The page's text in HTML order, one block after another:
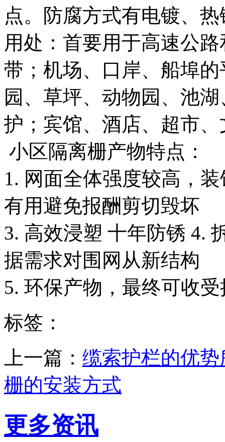
点。防腐方式有电镀、
用处：首要用于高速公
带；机场、口岸、船埠
园、草坪、动物园、池
护；宾馆、酒店、超市
小区隔离栅产物特点：
1. 网面全体强度较高，
有用避免报酬剪切毁坏
3. 高效浸塑 十年防锈 4.
据需求对围网从新结构
5. 环保产物，最终可收
标签：
上一篇： 缆索护栏的优
栅的安装方式
更多资讯